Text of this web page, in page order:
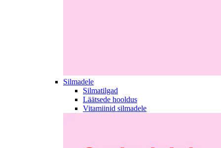
Silmadele
Silmatilgad
Läätsede hooldus
Vitamiinid silmadele